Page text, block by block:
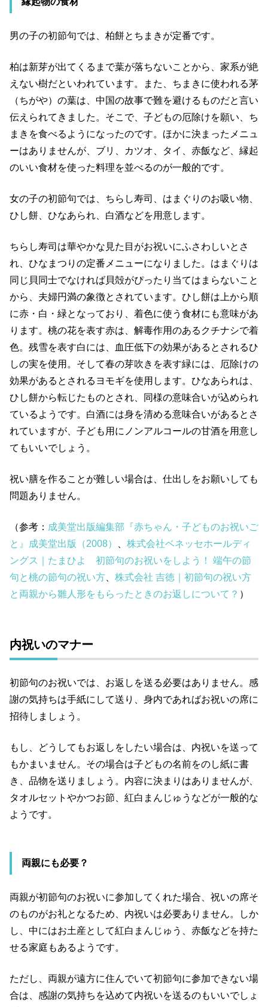
男の子の初節句では、柏餅とちまきが定番です。
柏は新芽が出てくるまで葉が落ちないことから、家系が絶
えない樹だといわれています。また、ちまきに使われる茅
（ちがや）の葉は、中国の故事で難を避けるものだと言い
伝えられてきました。そこで、子どもの厄除けを願い、ち
まきを食べるようになったのです。ほかに決まったメニュ
ーはありませんが、ブリ、カツオ、タイ、赤飯など、縁起
のいい食材を使った料理を並べるのが一般的です。
女の子の初節句では、ちらし寿司、はまぐりのお吸い物、
ひし餅、ひなあられ、白酒などを用意します。
ちらし寿司は華やかな見た目がお祝いにふさわしいとさ
れ、ひなまつりの定番メニューになりました。はまぐりは
同じ貝同士でなければ貝殻がぴったり当てはまらないこと
から、夫婦円満の象徴とされています。ひし餅は上から順
に赤・白・緑となっており、着色に使う食材にも意味があ
ります。桃の花を表す赤は、解毒作用のあるクチナシで着
色。残雪を表す白には、血圧低下の効果があるとされるひ
しの実を使用。そして春の芽吹きを表す緑には、厄除けの
効果があるとされるヨモギを使用します。ひなあられは、
ひし餅から転じたものとされ、同様の意味合いが込められ
ているようです。白酒には身を清める意味合いがあるとさ
れていますが、子ども用にノンアルコールの甘酒を用意し
てもいいでしょう。
祝い膳を作ることが難しい場合は、仕出しをお願いしても
問題ありません。
（参考： 成美堂出版編集部『赤ちゃん・子どものお祝いご
と』成美堂出版（2008）
、 株式会社ベネッセホールディ
ングス｜たまひよ 初節句のお祝いをしよう！ 端午の節
句と桃の節句の祝い方、 株式会社 吉徳｜初節句の祝い方
と両親から雛人形をもらったときのお返しについて？ ）
内祝いのマナー
初節句のお祝いでは、お返しを送る必要はありません。感
謝の気持ちは手紙にして送り、身内であればお祝いの席に
招待しましょう。
もし、どうしてもお返しをしたい場合は、内祝いを送って
もかまいません。その場合は子どもの名前をのし紙に書
き、品物を送りましょう。内容に決まりはありませんが、
タオルセットやかつお節、紅白まんじゅうなどが一般的な
ようです。
両親にも必要？
両親が初節句のお祝いに参加してくれた場合、祝いの席そ
のものがお礼となるため、内祝いは必要ありません。しか
し、中にはお土産として紅白まんじゅう、赤飯などを持た
せる家庭もあるようです。
ただし、両親が遠方に住んでいて初節句に参加できない場
合は、感謝の気持ちを込めて内祝いを送るのもいいでしょ